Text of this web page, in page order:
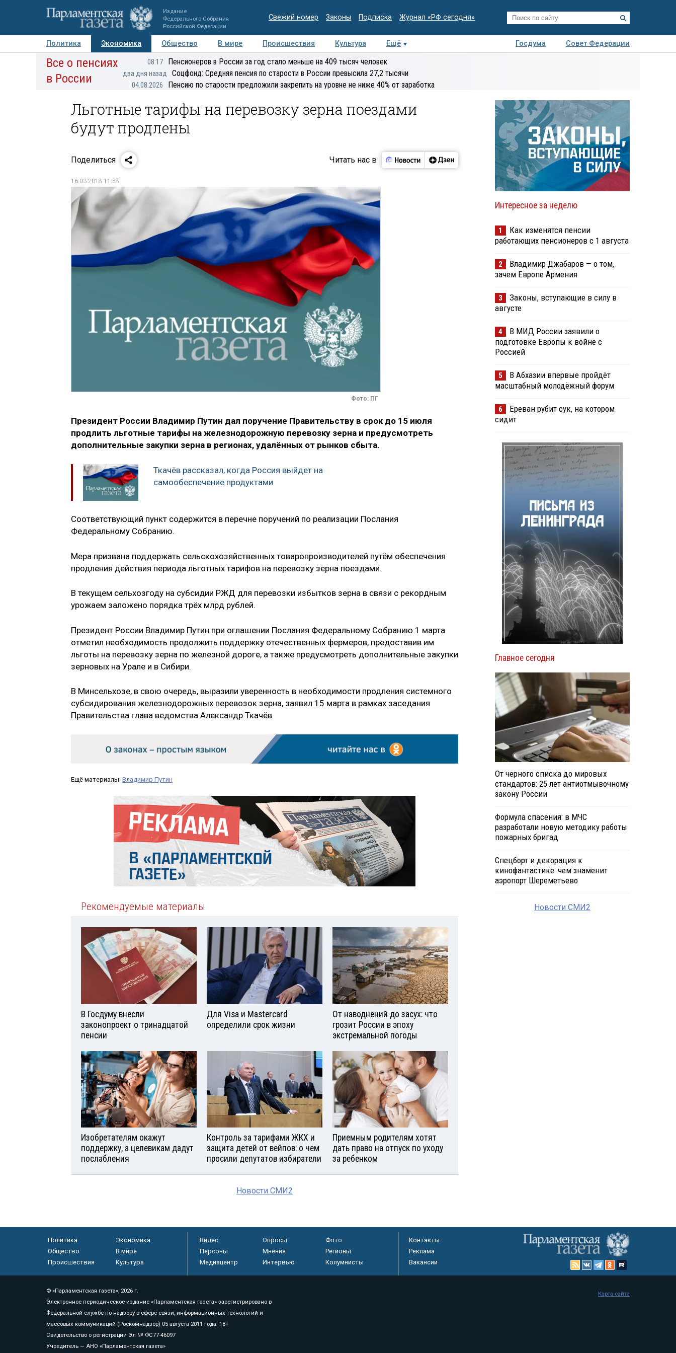
Издание
Федерального Собрания
Российской Федерации
Свежий номер Законы Подписка Журнал «РФ сегодня»
Политика Экономика Общество В мире Происшествия Культура Ещё Госдума
Совет Федерации
Авторы Персоны Мнения Регионы Медиацентр Интервью Колумнисты
Все о пенсиях
в России
08:17 Пенсионеров в России за год стало меньше на 409 тысяч человек
два дня назад Соцфонд: Средняя пенсия по старости в России превысила 27,2 тысячи
04.08.2026 Пенсию по старости предложили закрепить на уровне не ниже 40% от заработка
Льготные тарифы на перевозку зерна поездами
будут продлены
Поделиться Читать нас в
16.03.2018 11:58
Фото: ПГ
Президент России Владимир Путин дал поручение Правительству в срок до 15 июля
продлить льготные тарифы на железнодорожную перевозку зерна и предусмотреть
дополнительные закупки зерна в регионах, удалённых от рынков сбыта.
Ткачёв рассказал, когда Россия выйдет на
самообеспечение продуктами
Соответствующий пункт содержится в перечне поручений по реализации Послания
Федеральному Собранию.
Мера призвана поддержать сельскохозяйственных товаропроизводителей путём обеспечения
продления действия периода льготных тарифов на перевозку зерна поездами.
В текущем сельхозгоду на субсидии РЖД для перевозки избытков зерна в связи с рекордным
урожаем заложено порядка трёх млрд рублей.
Президент России Владимир Путин при оглашении Послания Федеральному Собранию 1 марта
отметил необходимость продолжить поддержку отечественных фермеров, предоставив им
льготы на перевозку зерна по железной дороге, а также предусмотреть дополнительные закупки
зерновых на Урале и в Сибири.
В Минсельхозе, в свою очередь, выразили уверенность в необходимости продления системного
субсидирования железнодорожных перевозок зерна, заявил 15 марта в рамках заседания
Правительства глава ведомства Александр Ткачёв.
Ещё материалы: Владимир Путин
Рекомендуемые материалы
В Госдуму внесли
законопроект о тринадцатой
пенсии
Для Visа и Mastercard
определили срок жизни
От наводнений до засух: что
грозит России в эпоху
экстремальной погоды
Изобретателям окажут
поддержку, а целевикам дадут
послабления
Контроль за тарифами ЖКХ и
защита детей от вейпов: о чем
просили депутатов избиратели
Приемным родителям хотят
дать право на отпуск по уходу
за ребенком
Новости СМИ2
Интересное за неделю
1
Как изменятся пенсии
работающих пенсионеров с 1 августа
2
Владимир Джабаров — о том,
зачем Европе Армения
3
Законы, вступающие в силу в
августе
4
В МИД России заявили о
подготовке Европы к войне с
Россией
5
В Абхазии впервые пройдёт
масштабный молодёжный форум
6
Ереван рубит сук, на котором
сидит
Главное сегодня
От черного списка до мировых
стандартов: 25 лет антиотмывочному
закону России
Формула спасения: в МЧС
разработали новую методику работы
пожарных бригад
Спецборт и декорация к
кинофантастике: чем знаменит
аэропорт Шереметьево
Новости СМИ2
Политика
Экономика
Общество
В мире
Происшествия
Культура
Видео Опросы
Фото
Персоны
Мнения
Регионы
Медиацентр
Интервью Колумнисты
Контакты
Реклама
Вакансии
© «Парламентская газета», 2026 г.
Электронное периодическое издание «Парламентская газета» зарегистрировано в
Федеральной службе по надзору в сфере связи, информационных технологий и
массовых коммуникаций (Роскомнадзор) 05 августа 2011 года. 18+
Свидетельство о регистрации Эл № ФС77-46097
Учредитель — АНО «Парламентская газета»
Карта сайта